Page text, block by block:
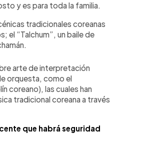
y es para toda la familia.
tradicionales coreanas
el “Talchum”, un baile de
arte de interpretación
orquesta, como el
coreano), las cuales han
tradicional coreana a través
que habrá seguridad